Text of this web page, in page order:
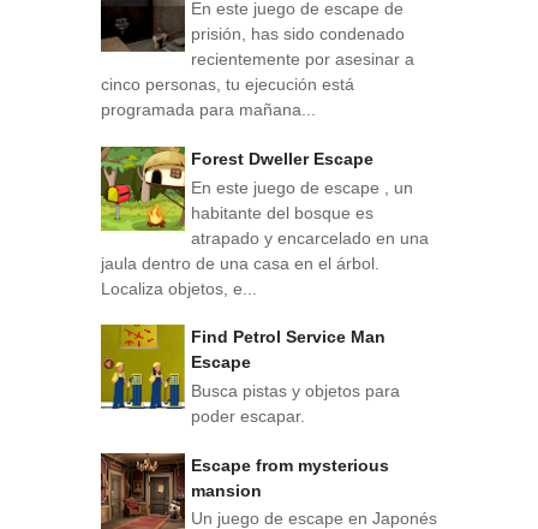
En este juego de escape de
prisión, has sido condenado
recientemente por asesinar a
cinco personas, tu ejecución está
programada para mañana...
Forest Dweller Escape
En este juego de escape , un
habitante del bosque es
atrapado y encarcelado en una
jaula dentro de una casa en el árbol.
Localiza objetos, e...
Find Petrol Service Man
Escape
Busca pistas y objetos para
poder escapar.
Escape from mysterious
mansion
Un juego de escape en Japonés